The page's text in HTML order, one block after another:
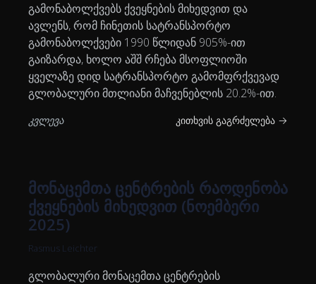
გამონაბოლქვებს ქვეყნების მიხედვით და
ავლენს, რომ ჩინეთის სატრანსპორტო
გამონაბოლქვები 1990 წლიდან 905%-ით
გაიზარდა, ხოლო აშშ რჩება მსოფლიოში
ყველაზე დიდ სატრანსპორტო გამომფრქვევად
გლობალური მთლიანი მაჩვენებლის 20.2%-ით.
კვლევა კითხვის გაგრძელება →
მონაცემთა ცენტრების რაოდენობა
ქვეყნების მიხედვით (ნოემბერი
2025)
Rasmus Leichter
გლობალური მონაცემთა ცენტრების